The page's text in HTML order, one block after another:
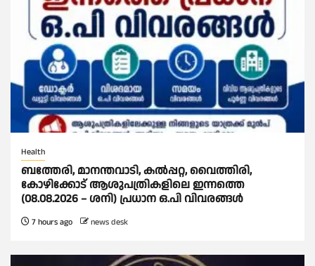
Health
ബത്തേരി, മാനന്തവാടി, കൽപ്പറ്റ, വൈത്തിരി,
കോഴിക്കോട് ആശുപത്രികളിലെ ഇന്നത്തെ
(08.08.2026 – ശനി) പ്രധാന ഒ.പി വിവരങ്ങൾ
7 hours ago news desk